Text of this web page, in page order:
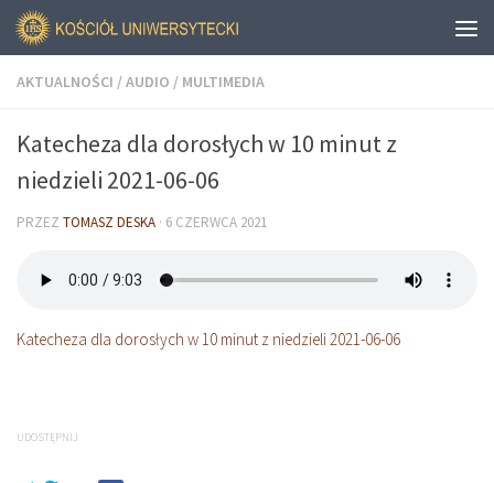
AKTUALNOŚCI /AUDIO / MULTIMEDIA
Katecheza dla dorosłych w 10 minut z
niedzieli 2021-06-06
PRZEZ TOMASZ DESKA · 6 CZERWCA 2021
Katecheza dla dorosłych w 10 minut z niedzieli 2021-06-06
UDOSTĘPNIJ